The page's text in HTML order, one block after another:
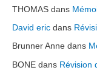
THOMAS dans
David eric dans
Brunner Anne dans
BONE dans Révision